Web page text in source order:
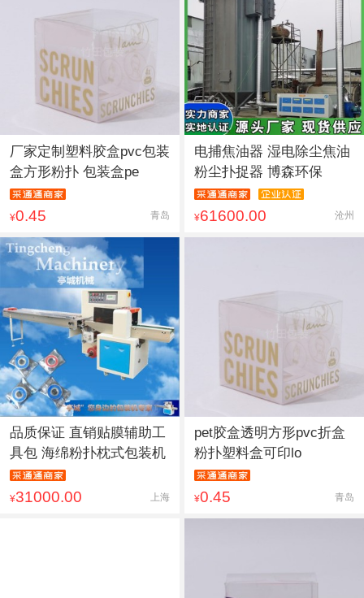
厂家定制塑料胶盒pvc包装
盒方形粉扑 包装盒pe
¥0.45 青岛
电捕焦油器 湿电除尘焦油
粉尘扑捉器 博森环保
¥61600.00 沧州
品质保证 直销贴膜辅助工
具包 海绵粉扑枕式包装机
¥31000.00 上海
pet胶盒透明方形pvc折盒
粉扑塑料盒可印lo
¥0.45 青岛